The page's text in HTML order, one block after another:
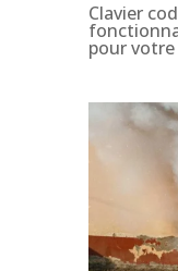
Clavier
pour